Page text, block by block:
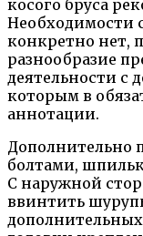
косого бруса
Необходимости
конкретно нет,
разнообразие
деятельности с
которым в
аннотации.
Дополнительно
болтами,
С наружной
ввинтить